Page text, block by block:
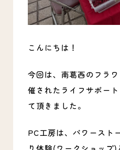
こんにちは！
今回は、南葛西のフラ
催されたライフサポー
て頂きました。
PC工房は、パワースト